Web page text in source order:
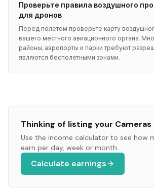
Проверьте правила воздушного
для дронов
Перед полетом проверьте карту
вашего местного авиационного органа.
районы, аэропорты и парки требуют
являются бесполетными зонами.
Thinking of listing your Cameras
Use the income calculator to see how
earn per day, week or month.
Calculate earnings